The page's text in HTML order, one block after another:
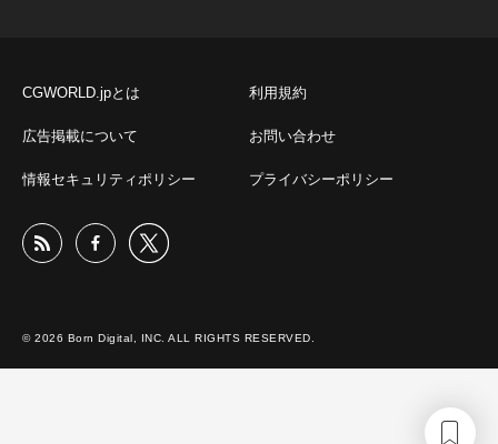
CGWORLD.jpとは 利用規約
広告掲載について お問い合わせ
情報セキュリティポリシー プライバシーポリシー
© 2026 Born Digital, INC. ALL RIGHTS RESERVED.